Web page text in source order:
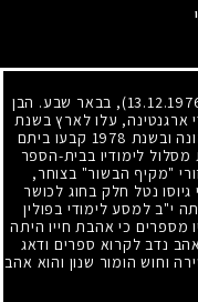
, בבאר שבע. הבן
ארגנטינה, עלו לארץ בשנת
ובשנת 1978 קבעו ביתם
לימודיו בבית-הספר
"מקיף הבשור" בצוחר,
נטל חלק בחוג לכושר
י"ב למסע לימודי בפולין
מספרים כי אהבת חייו היתה
נדב לקרוא ספרים ודאג
וחוש הומור שנון והוא אהב